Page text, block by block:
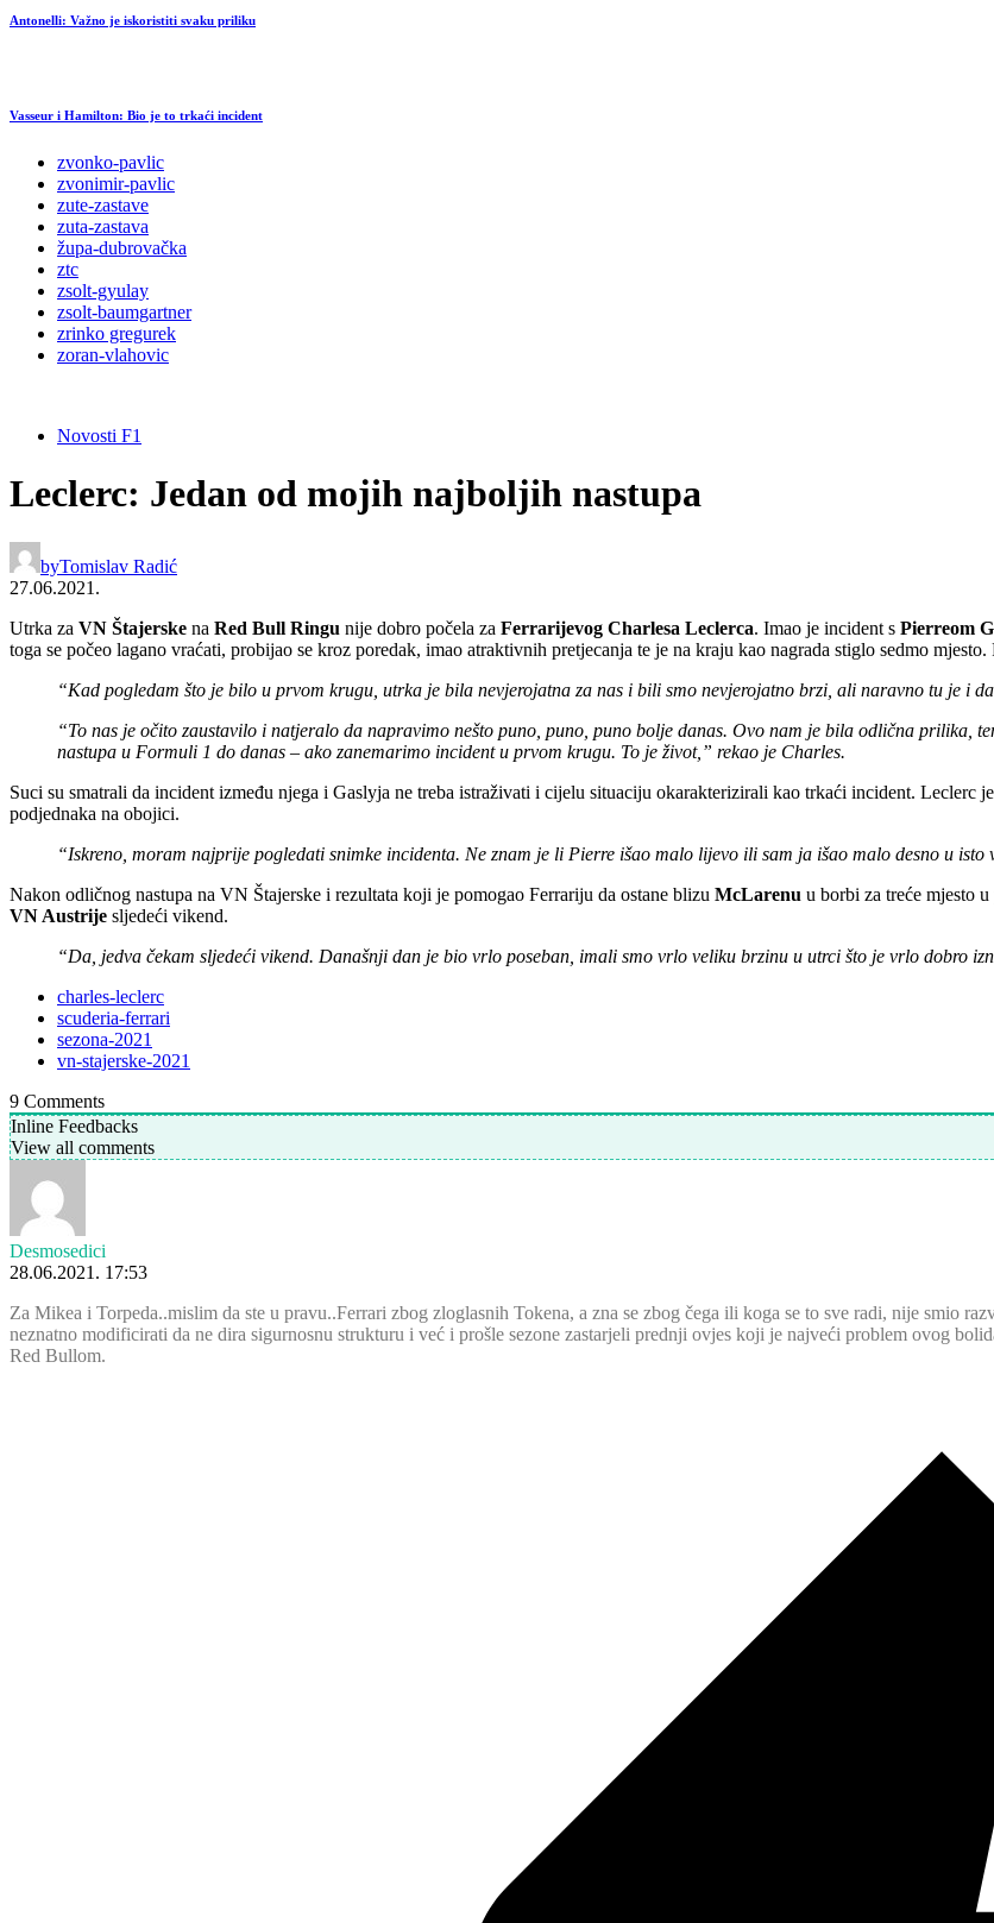
Antonelli: Važno je iskoristiti svaku priliku
Vasseur i Hamilton: Bio je to trkaći incident
zvonko-pavlic
zvonimir-pavlic
zute-zastave
zuta-zastava
župa-dubrovačka
ztc
zsolt-gyulay
zsolt-baumgartner
zrinko gregurek
zoran-vlahovic
Novosti F1
Leclerc: Jedan od mojih najboljih nastupa
byTomislav Radić
27.06.2021.
Utrka za VN Štajerske na Red Bull Ringu nije dobro počela za Ferrarijevog Charlesa Leclerca. Imao je incident s Pierreom
toga se počeo lagano vraćati, probijao se kroz poredak, imao atraktivnih pretjecanja te je na kraju kao nagrada stiglo sedmo
“Kad pogledam što je bilo u prvom krugu, utrka je bila nevjerojatna za nas i bili smo nevjerojatno brzi, ali naravno tu je i
“To nas je očito zaustavilo i natjeralo da napravimo nešto puno, puno, puno bolje danas. Ovo nam je bila odlična prilika,
nastupa u Formuli 1 do danas – ako zanemarimo incident u prvom krugu. To je život,” rekao je Charles.
Suci su smatrali da incident između njega i Gaslyja ne treba istraživati i cijelu situaciju okarakterizirali kao trkaći incident. Leclerc
podjednaka na obojici.
“Iskreno, moram najprije pogledati snimke incidenta. Ne znam je li Pierre išao malo lijevo ili sam ja išao malo desno u
Nakon odličnog nastupa na VN Štajerske i rezultata koji je pomogao Ferrariju da ostane blizu McLarenu u borbi za treće mjesto
VN Austrije sljedeći vikend.
“Da, jedva čekam sljedeći vikend. Današnji dan je bio vrlo poseban, imali smo vrlo veliku brzinu u utrci što je vrlo dobro
charles-leclerc
scuderia-ferrari
sezona-2021
vn-stajerske-2021
9 Comments
Inline Feedbacks
View all comments
Desmosedici
28.06.2021. 17:53
Za Mikea i Torpeda..mislim da ste u pravu..Ferrari zbog zloglasnih Tokena, a zna se zbog čega ili koga se to sve radi, nije smio
neznatno modificirati da ne dira sigurnosnu strukturu i već i prošle sezone zastarjeli prednji ovjes koji je najveći problem ovog
Red Bullom.